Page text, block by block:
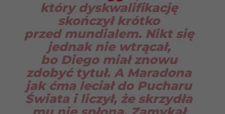
który dyskwalifikację
skończył krótko
przed mundialem. Nikt się
jednak nie wtrącał,
bo Diego miał znowu
zdobyć tytuł. A Maradona
jak ćma leciał do Pucharu
Świata i liczył, że skrzydła